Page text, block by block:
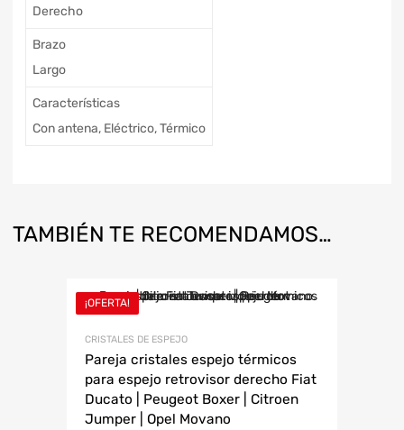
Derecho
Brazo
Largo
Características
Con antena, Eléctrico, Térmico
TAMBIÉN TE RECOMENDAMOS…
¡OFERTA!
CRISTALES DE ESPEJO
Pareja cristales espejo térmicos
para espejo retrovisor derecho Fiat
Ducato | Peugeot Boxer | Citroen
Jumper | Opel Movano